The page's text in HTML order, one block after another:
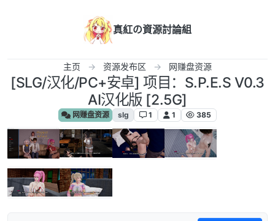
真紅の資源討論組
主页 资源发布区 网赚盘资源
[SLG/汉化/PC+安卓] 项目：S.P.E.S V0.3
AI汉化版 [2.5G]
网赚盘资源 slg 1 1 385